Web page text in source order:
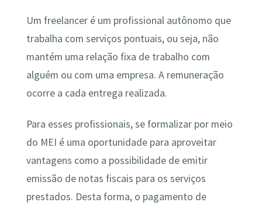
Um freelancer é um profissional autônomo que
trabalha com serviços pontuais, ou seja, não
mantém uma relação fixa de trabalho com
alguém ou com uma empresa. A remuneração
ocorre a cada entrega realizada.
Para esses profissionais, se formalizar por meio
do MEI é uma oportunidade para aproveitar
vantagens como a possibilidade de emitir
emissão de notas fiscais para os serviços
prestados. Desta forma, o pagamento de